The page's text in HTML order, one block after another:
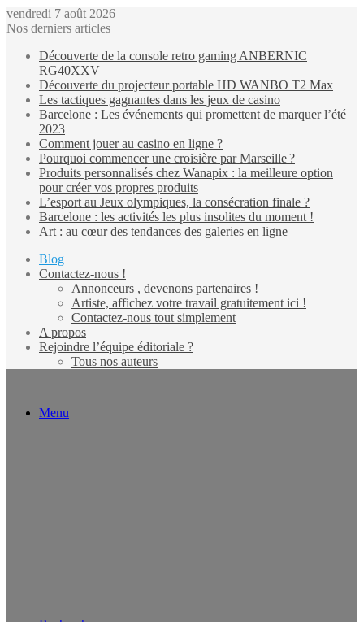
vendredi 7 août 2026
Nos derniers articles
Découverte de la console retro gaming ANBERNIC
RG40XXV
Découverte du projecteur portable HD WANBO T2 Max
Les tactiques gagnantes dans les jeux de casino
Barcelone : Les événements qui promettent de marquer l’été
2023
Comment jouer au casino en ligne ?
Pourquoi commencer une croisière par Marseille ?
Produits personnalisés chez Wanapix : la meilleure option
pour créer vos propres produits
L’esport au Jeux olympiques, la consécration finale ?
Barcelone : les activités les plus insolites du moment !
Art : au cœur des tendances des galeries en ligne
Blog
Contactez-nous !
Annonceurs , devenons partenaires !
Artiste, affichez votre travail gratuitement ici !
Contactez-nous tout simplement
A propos
Rejoindre l’équipe éditoriale ?
Tous nos auteurs
Menu